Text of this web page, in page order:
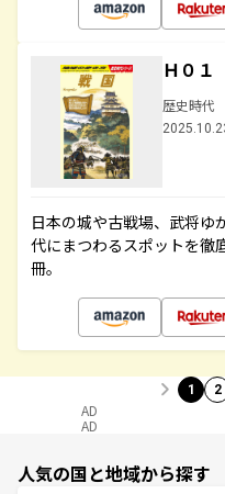
Ｈ０
歴史時代
日本の城や古戦場、武将ゆ
代にまつわるスポットを徹
冊。
1 2
AD
AD
人気の国と地域から探す